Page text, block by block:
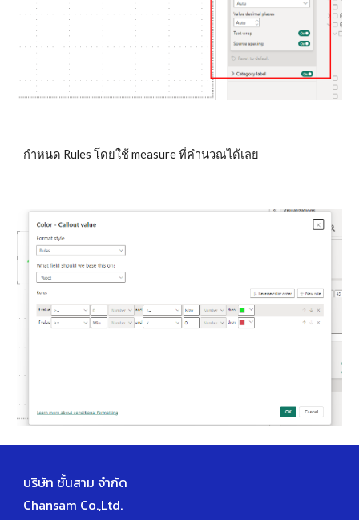
กำหนด Rules โดยใช้ measure ที่คำนวณได้เลย
บริษัท ชั้นสาม จำกัด
Chansam Co.,Ltd.